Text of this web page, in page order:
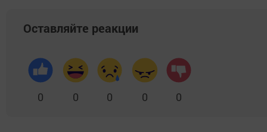
Оставляйте реакции
0 0 0 0 0